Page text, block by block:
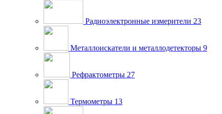
Радиоэлектронные измерители 23
Металлоискатели и металлодетекторы 9
Рефрактометры 27
Термометры 13